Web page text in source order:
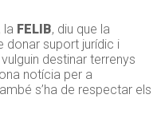
, la FELIB, diu que la
donar suport jurídic i
destinar terrenys
notícia per a
s’ha de respectar els